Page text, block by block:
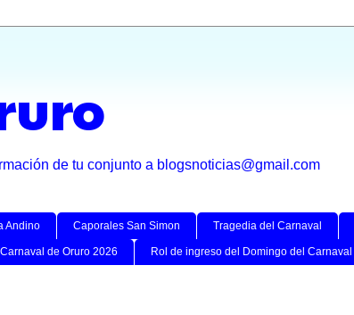
de tu conjunto a blogsnoticias@gmail.com
Andino Caporales San Simon Tragedia del Carnaval
de Oruro 2026 Rol de ingreso del Domingo del